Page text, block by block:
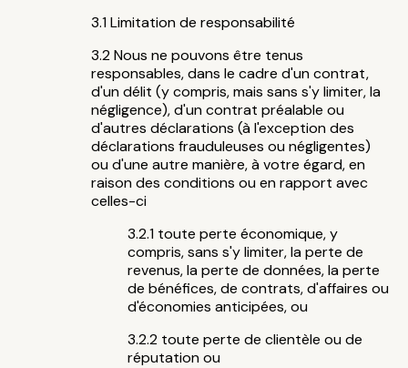
Limitation de responsabilité
Nous ne pouvons être tenus
responsables, dans le cadre d'un contrat,
d'un délit (y compris, mais sans s'y limiter, la
négligence), d'un contrat préalable ou
d'autres déclarations (à l'exception des
déclarations frauduleuses ou négligentes)
ou d'une autre manière, à votre égard, en
raison des conditions ou en rapport avec
celles-ci
toute perte économique, y
compris, sans s'y limiter, la perte de
revenus, la perte de données, la perte
de bénéfices, de contrats, d'affaires ou
d'économies anticipées, ou
toute perte de clientèle ou de
réputation ou